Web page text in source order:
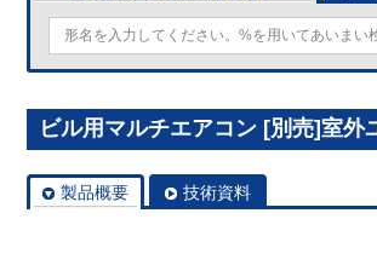
ビル用マルチエアコン [別売]室
製品概要 技術資料